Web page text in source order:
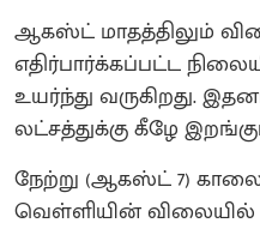
ஆகஸ்ட் மாதத்திலும்
எதிர்பார்க்கப்பட்ட
உயர்ந்து வருகிறது.
லட்சத்துக்கு கீழே
நேற்று (ஆகஸ்ட் 7)
வெள்ளியின் விலையில்